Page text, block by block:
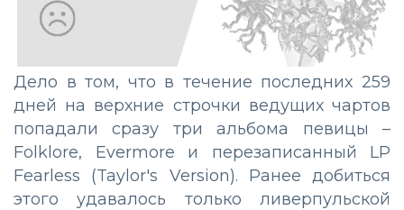
Дело в том, что в течение последних 259
дней на верхние строчки ведущих чартов
попадали сразу три альбома певицы –
Folklore, Evermore и перезаписанный LP
Fearless (Taylor's Version). Ранее добиться
этого удавалось только ливерпульской